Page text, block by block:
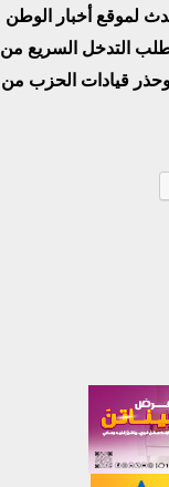
لموقع أخبار الوطن
التدخل السريع من
قيادات الحزب من